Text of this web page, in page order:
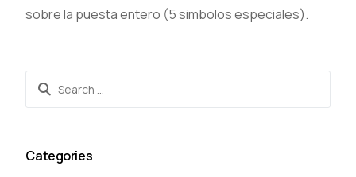
sobre la puesta entero (5 simbolos especiales).
Categories